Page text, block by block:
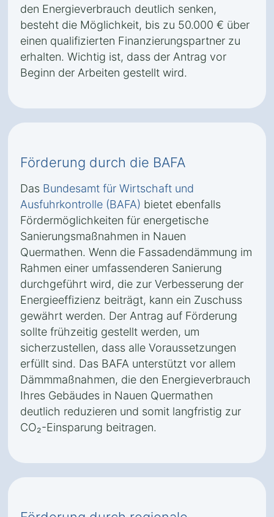
den Energieverbrauch deutlich senken,
besteht die Möglichkeit, bis zu 50.000 € über
einen qualifizierten Finanzierungspartner zu
erhalten. Wichtig ist, dass der Antrag vor
Beginn der Arbeiten gestellt wird.
Förderung durch die BAFA
Das Bundesamt für Wirtschaft und
Ausfuhrkontrolle (BAFA) bietet ebenfalls
Fördermöglichkeiten für energetische
Sanierungsmaßnahmen in Nauen
Quermathen. Wenn die Fassadendämmung im
Rahmen einer umfassenderen Sanierung
durchgeführt wird, die zur Verbesserung der
Energieeffizienz beiträgt, kann ein Zuschuss
gewährt werden. Der Antrag auf Förderung
sollte frühzeitig gestellt werden, um
sicherzustellen, dass alle Voraussetzungen
erfüllt sind. Das BAFA unterstützt vor allem
Dämmmaßnahmen, die den Energieverbrauch
Ihres Gebäudes in Nauen Quermathen
deutlich reduzieren und somit langfristig zur
CO₂-Einsparung beitragen.